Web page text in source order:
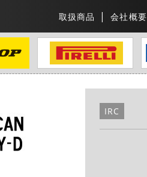
取扱商品 会社概要
IRC